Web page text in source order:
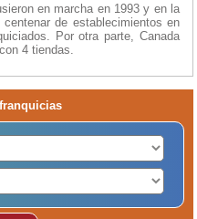
en marcha en 1993 y en la
de establecimientos en
Por otra parte, Canada
4 tiendas.